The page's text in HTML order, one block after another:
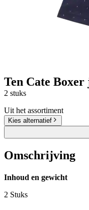
Ten Cate Boxer
2 stuks
Uit het assortiment
Kies alternatief
Omschrijving
Inhoud en gewicht
2 Stuks